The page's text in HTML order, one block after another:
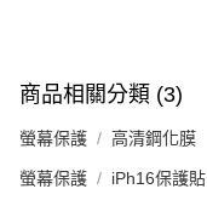
商品相關分類 (3)
螢幕保護 高清鋼化膜
螢幕保護 iPh16保護貼